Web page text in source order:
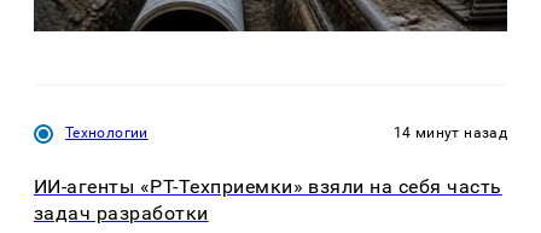
Технологии 14 минут назад
ИИ-агенты «РТ-Техприемки» взяли на себя часть
задач разработки